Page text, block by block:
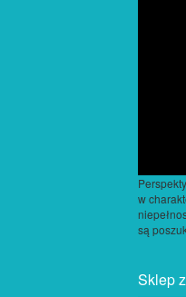
w
są
Sklep